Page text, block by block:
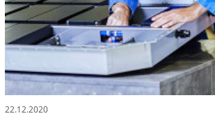
22.12.2020